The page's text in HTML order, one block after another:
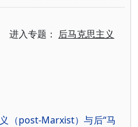
进入专题： 后马克思主义
（post-Marxist）与后“马